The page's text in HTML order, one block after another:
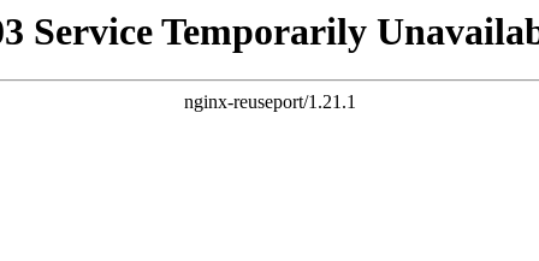
Service Temporarily
nginx-reuseport/1.21.1